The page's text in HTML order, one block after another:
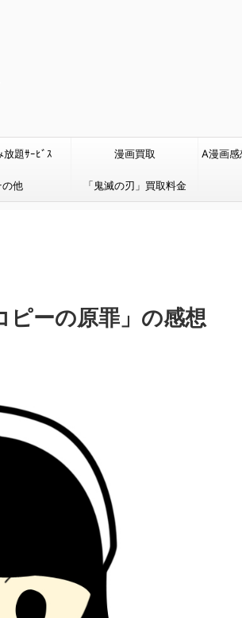
放題ｻｰﾋﾞｽ 漫画買取 A漫画感
の他 「鬼滅の刃」買取料金
ピーの原罪」の感想